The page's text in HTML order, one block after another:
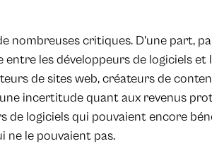
nombreuses critiques. D'une part,
les développeurs de logiciels et
de sites web, créateurs de
incertitude quant aux revenus
de logiciels qui pouvaient encore
ne le pouvaient pas.